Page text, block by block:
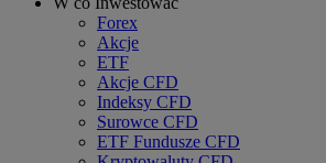
Forex
Akcje
ETF
Akcje CFD
Indeksy CFD
Surowce CFD
ETF Fundusze CFD